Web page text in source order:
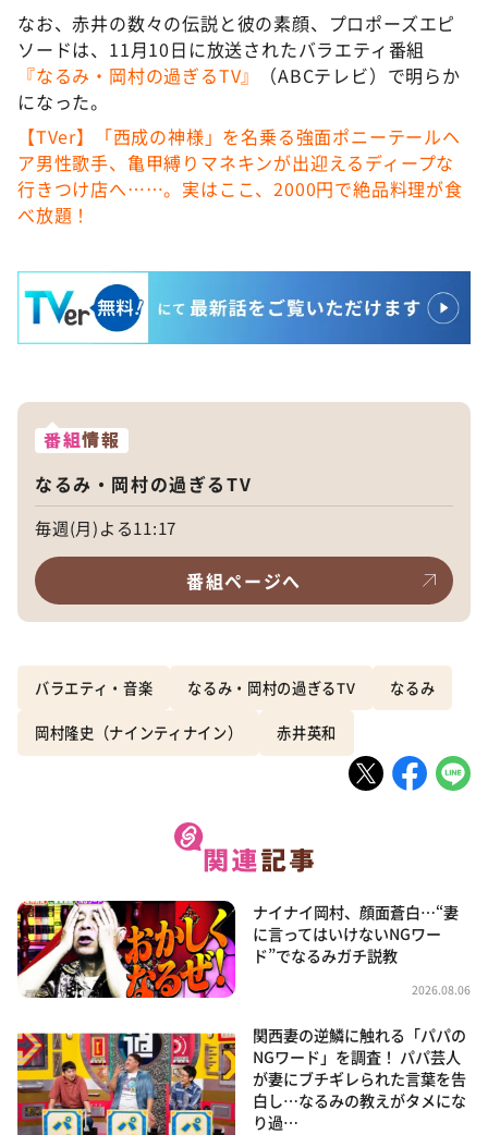
なお、赤井の数々の伝説と彼の素顔、プロポーズエピ
ソードは、11月10日に放送されたバラエティ番組
『なるみ・岡村の過ぎるTV』
（ABCテレビ）で明らか
になった。
【TVer】「西成の神様」を名乗る強面ポニーテールヘ
ア男性歌手、亀甲縛りマネキンが出迎えるディープな
行きつけ店へ……。実はここ、2000円で絶品料理が食
べ放題！
番組情報
なるみ・岡村の過ぎるTV
毎週(月)よる11:17
番組ページへ
バラエティ・音楽 なるみ・岡村の過ぎるTV なるみ
岡村隆史（ナインティナイン） 赤井英和
ナイナイ岡村、顔面蒼白…“妻
に言ってはいけないNGワー
ド”でなるみガチ説教
2026.08.06
関西妻の逆鱗に触れる「パパの
NGワード」を調査！ パパ芸人
が妻にブチギレられた言葉を告
白し…なるみの教えがタメにな
り過…